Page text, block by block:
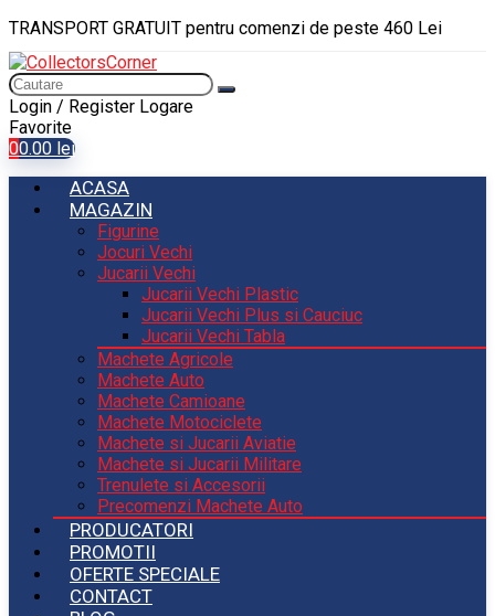
TRANSPORT GRATUIT pentru comenzi de peste 460 Lei
Login / Register Logare
Favorite
00.00 lei
ACASA
MAGAZIN
Figurine
Jocuri Vechi
Jucarii Vechi
Jucarii Vechi Plastic
Jucarii Vechi Plus si Cauciuc
Jucarii Vechi Tabla
Machete Agricole
Machete Auto
Machete Camioane
Machete Motociclete
Machete si Jucarii Aviatie
Machete si Jucarii Militare
Trenulete si Accesorii
Precomenzi Machete Auto
PRODUCATORI
PROMOTII
OFERTE SPECIALE
CONTACT